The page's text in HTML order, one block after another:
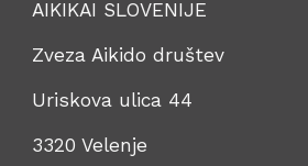
AIKIKAI SLOVENIJE
Zveza Aikido društev
Uriskova ulica 44
3320 Velenje